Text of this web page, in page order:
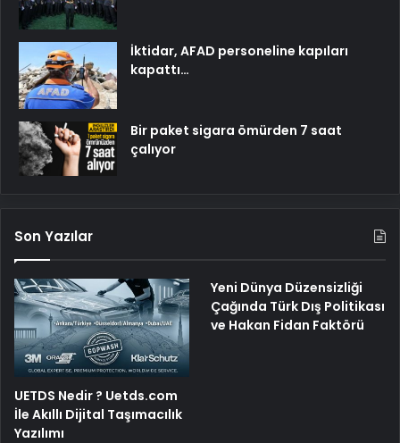
İktidar, AFAD personeline kapıları
kapattı…
Bir paket sigara ömürden 7 saat
çalıyor
Son Yazılar
UETDS Nedir ? Uetds.com
İle Akıllı Dijital Taşımacılık
Yazılımı
Yeni Dünya Düzensizliği
Çağında Türk Dış Politikası
ve Hakan Fidan Faktörü